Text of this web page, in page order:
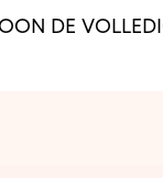
DE